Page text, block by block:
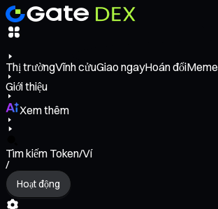
Thị trườngVĩnh cửuGiao ngayHoán đổiMeme
Giới thiệu
Xem thêm
Tìm kiếm Token/Ví
/
Hoạt động